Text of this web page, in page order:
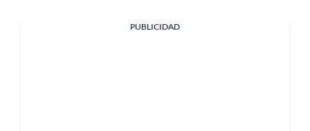
PUBLICIDAD